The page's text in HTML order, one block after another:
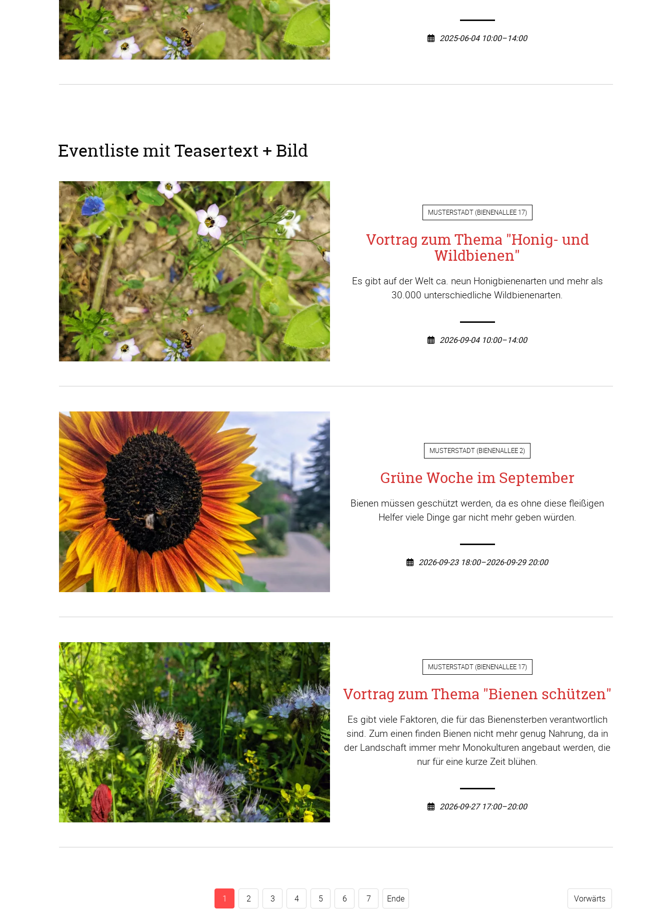
2025-06-04 10:00–14:00
Eventliste mit Teasertext + Bild
MUSTERSTADT(BIENENALLEE 17)
Vortrag zum Thema "Honig- und
Wildbienen"
Es gibt auf der Welt ca. neun Honigbienenarten und mehr als
30.000 unterschiedliche Wildbienenarten.
2026-09-04 10:00–14:00
MUSTERSTADT (BIENENALLEE 2)
Grüne Woche im September
Bienen müssen geschützt werden, da es ohne diese fleißigen
Helfer viele Dinge gar nicht mehr geben würden.
2026-09-23 18:00–2026-09-29 20:00
MUSTERSTADT(BIENENALLEE 17)
Vortrag zum Thema "Bienen schützen"
Es gibt viele Faktoren, die für das Bienensterben verantwortlich
sind. Zum einen finden Bienen nicht mehr genug Nahrung, da in
der Landschaft immer mehr Monokulturen angebaut werden, die
nur für eine kurze Zeit blühen.
2026-09-27 17:00–20:00
Vorwärts
1 2 3 4 5 6 7 Ende